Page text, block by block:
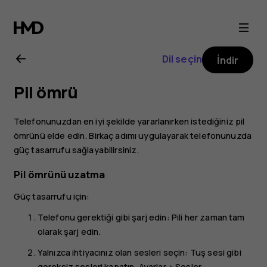
Nokia
3
kullanıcı
kılavuzu
Dil seçin İndir
Pil ömrü
Telefonunuzdan en iyi şekilde yararlanırken istediğiniz pil
ömrünü elde edin. Birkaç adımı uygulayarak telefonunuzda
güç tasarrufu sağlayabilirsiniz.
Pil ömrünü uzatma
Güç tasarrufu için:
Telefonu gerektiği gibi şarj edin: Pili her zaman tam
olarak şarj edin.
Yalnızca ihtiyacınız olan sesleri seçin: Tuş sesi gibi